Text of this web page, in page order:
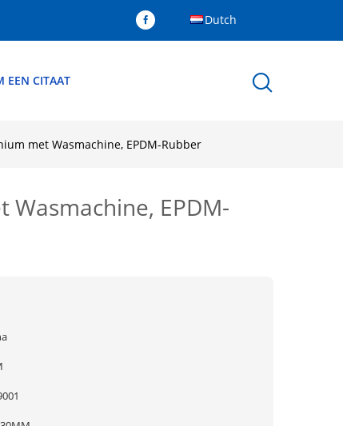
Dutch
EEN CITAAT
met Wasmachine, EPDM-Rubber
EPDM-